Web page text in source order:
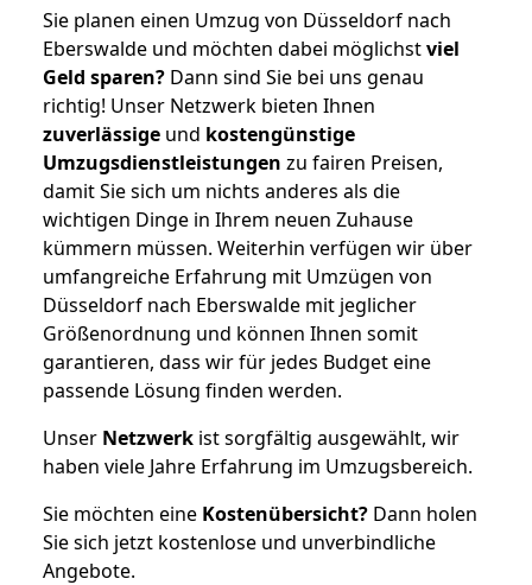
Sie planen einen Umzug von Düsseldorf nach
Eberswalde und möchten dabei möglichstviel
Geld sparen? Dann sind Sie bei uns genau
richtig! Unser Netzwerk bieten Ihnen
zuverlässige und kostengünstige
Umzugsdienstleistungen zu fairen Preisen,
damit Sie sich um nichts anderes als die
wichtigen Dinge in Ihrem neuen Zuhause
kümmern müssen. Weiterhin verfügen wir über
umfangreiche Erfahrung mit Umzügen von
Düsseldorf nach Eberswalde mit jeglicher
Größenordnung und können Ihnen somit
garantieren, dass wir für jedes Budget eine
passende Lösung finden werden.
Unser Netzwerk ist sorgfältig ausgewählt, wir
haben viele Jahre Erfahrung im Umzugsbereich.
Sie möchten eine Kostenübersicht? Dann holen
Sie sich jetzt kostenlose und unverbindliche
Angebote.